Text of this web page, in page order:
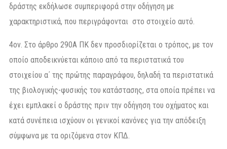
δράστης εκδήλωσε συμπεριφορά στην οδήγηση με
χαρακτηριστικά, που περιγράφονται στο στοιχείο αυτό.
4ον. Στο άρθρο 290Α ΠΚ δεν προσδιορίζεται ο τρόπος, με τον
οποίο αποδεικνύεται κάποιο από τα περιστατικά του
στοιχείου α΄ της πρώτης παραγράφου, δηλαδή τα περιστατικά
της βιολογικής-φυσικής του κατάστασης, στα οποία πρέπει να
έχει εμπλακεί ο δράστης πριν την οδήγηση του οχήματος και
κατά συνέπεια ισχύουν οι γενικοί κανόνες για την απόδειξη
σύμφωνα με τα οριζόμενα στον ΚΠΔ.